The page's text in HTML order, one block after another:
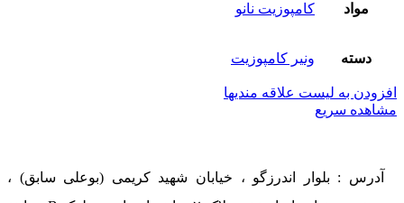
مواد کامپوزیت نانو
دسته ونیر کامپوزیت
افزودن به لیست علاقه مندیها
مشاهده سریع
آدرس : بلوار اندرزگو ، خیابان شهید کریمی (بوعلی سابق) ،